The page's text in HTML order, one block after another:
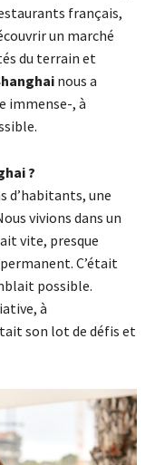
français,
un marché
du terrain et
nous a
immense-, à
?
d’habitants, une
vivions dans un
vite, presque
C’était
possible.
à
son lot de défis et